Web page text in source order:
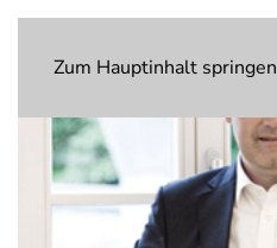
Zum Hauptinhalt springen